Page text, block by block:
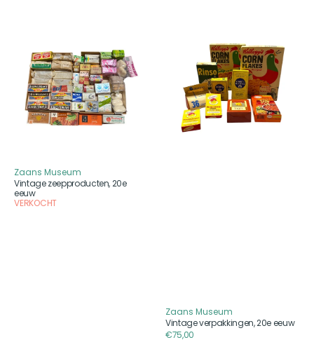
20e
eeuw
Aanbieder
Zaans Museum
Vintage zeepproducten, 20e
eeuw
VERKOCHT
verpakkingen,
eeuw
Aanbieder
Zaans Museum
Vintage verpakkingen, 20e eeuw
Reguliere
€75,00